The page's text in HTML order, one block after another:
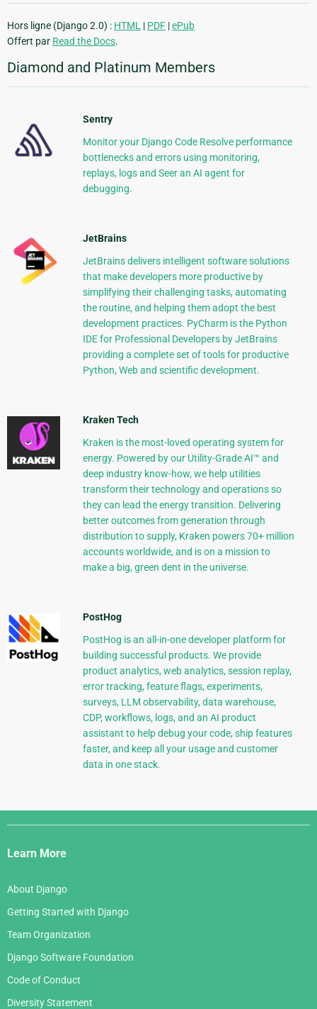
Hors ligne (Django 2.0) : HTML | PDF |ePub
Offert par Read the Docs.
Diamond and Platinum Members
Sentry
Monitor your Django Code Resolve performance
bottlenecks and errors using monitoring,
replays, logs and Seer an AI agent for
debugging.
JetBrains
JetBrains delivers intelligent software solutions
that make developers more productive by
simplifying their challenging tasks, automating
the routine, and helping them adopt the best
development practices. PyCharm is the Python
IDE for Professional Developers by JetBrains
providing a complete set of tools for productive
Python, Web and scientific development.
Kraken Tech
Kraken is the most-loved operating system for
energy. Powered by our Utility-Grade AI™ and
deep industry know-how, we help utilities
transform their technology and operations so
they can lead the energy transition. Delivering
better outcomes from generation through
distribution to supply, Kraken powers 70+ million
accounts worldwide, and is on a mission to
make a big, green dent in the universe.
PostHog
PostHog is an all-in-one developer platform for
building successful products. We provide
product analytics, web analytics, session replay,
error tracking, feature flags, experiments,
surveys, LLM observability, data warehouse,
CDP, workflows, logs, and an AI product
assistant to help debug your code, ship features
faster, and keep all your usage and customer
data in one stack.
Django
Links
Learn More
About Django
Getting Started with Django
Team Organization
Django Software Foundation
Code of Conduct
Diversity Statement